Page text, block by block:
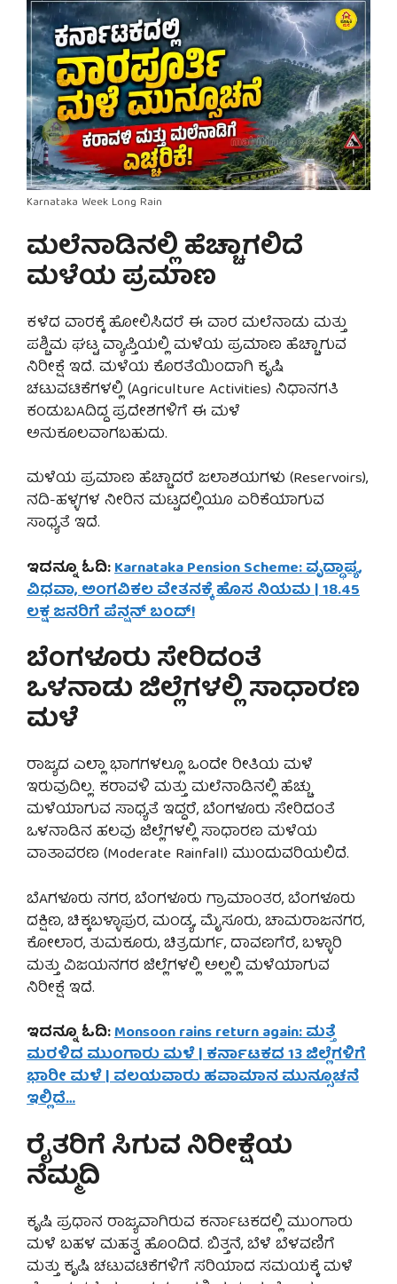
Karnataka Week Long Rain
ಮಲೆನಾಡಿನಲ್ಲಿ ಹೆಚ್ಚಾಗಲಿದೆ
ಮಳೆಯ ಪ್ರಮಾಣ
ಕಳೆದ ವಾರಕ್ಕೆ ಹೋಲಿಸಿದರೆ ಈ ವಾರ ಮಲೆನಾಡು ಮತ್ತು
ಪಶ್ಚಿಮ ಘಟ್ಟ ವ್ಯಾಪ್ತಿಯಲ್ಲಿ ಮಳೆಯ ಪ್ರಮಾಣ ಹೆಚ್ಚಾಗುವ
ನಿರೀಕ್ಷೆ ಇದೆ. ಮಳೆಯ ಕೊರತೆಯಿಂದಾಗಿ ಕೃಷಿ
ಚಟುವಟಿಕೆಗಳಲ್ಲಿ (Agriculture Activities) ನಿಧಾನಗತಿ
ಕಂಡುಬAದಿದ್ದ ಪ್ರದೇಶಗಳಿಗೆ ಈ ಮಳೆ
ಅನುಕೂಲವಾಗಬಹುದು.
ಮಳೆಯ ಪ್ರಮಾಣ ಹೆಚ್ಚಾದರೆ ಜಲಾಶಯಗಳು (Reservoirs),
ನದಿ-ಹಳ್ಳಗಳ ನೀರಿನ ಮಟ್ಟದಲ್ಲಿಯೂ ಏರಿಕೆಯಾಗುವ
ಸಾಧ್ಯತೆ ಇದೆ.
ಇದನ್ನೂ ಓದಿ:Karnataka Pension Scheme: ವೃದ್ಧಾಪ್ಯ,
ವಿಧವಾ, ಅಂಗವಿಕಲ ವೇತನಕ್ಕೆ ಹೊಸ ನಿಯಮ | 18.45
ಲಕ್ಷ ಜನರಿಗೆ ಪೆನ್ಷನ್ ಬಂದ್!
ಬೆಂಗಳೂರು ಸೇರಿದಂತೆ
ಒಳನಾಡು ಜಿಲ್ಲೆಗಳಲ್ಲಿ ಸಾಧಾರಣ
ಮಳೆ
ರಾಜ್ಯದ ಎಲ್ಲಾ ಭಾಗಗಳಲ್ಲೂ ಒಂದೇ ರೀತಿಯ ಮಳೆ
ಇರುವುದಿಲ್ಲ. ಕರಾವಳಿ ಮತ್ತು ಮಲೆನಾಡಿನಲ್ಲಿ ಹೆಚ್ಚು
ಮಳೆಯಾಗುವ ಸಾಧ್ಯತೆ ಇದ್ದರೆ, ಬೆಂಗಳೂರು ಸೇರಿದಂತೆ
ಒಳನಾಡಿನ ಹಲವು ಜಿಲ್ಲೆಗಳಲ್ಲಿ ಸಾಧಾರಣ ಮಳೆಯ
ವಾತಾವರಣ (Moderate Rainfall) ಮುಂದುವರಿಯಲಿದೆ.
ಬೆAಗಳೂರು ನಗರ, ಬೆಂಗಳೂರು ಗ್ರಾಮಾಂತರ, ಬೆಂಗಳೂರು
ದಕ್ಷಿಣ, ಚಿಕ್ಕಬಳ್ಳಾಪುರ, ಮಂಡ್ಯ, ಮೈಸೂರು, ಚಾಮರಾಜನಗರ,
ಕೋಲಾರ, ತುಮಕೂರು, ಚಿತ್ರದುರ್ಗ, ದಾವಣಗೆರೆ, ಬಳ್ಳಾರಿ
ಮತ್ತು ವಿಜಯನಗರ ಜಿಲ್ಲೆಗಳಲ್ಲಿ ಅಲ್ಲಲ್ಲಿ ಮಳೆಯಾಗುವ
ನಿರೀಕ್ಷೆ ಇದೆ.
ಇದನ್ನೂ ಓದಿ:Monsoon rains return again: ಮತ್ತೆ
ಮರಳಿದ ಮುಂಗಾರು ಮಳೆ | ಕರ್ನಾಟಕದ 13 ಜಿಲ್ಲೆಗಳಿಗೆ
ಭಾರೀ ಮಳೆ | ವಲಯವಾರು ಹವಾಮಾನ ಮುನ್ಸೂಚನೆ
ಇಲ್ಲಿದೆ…
ರೈತರಿಗೆ ಸಿಗುವ ನಿರೀಕ್ಷೆಯ
ನೆಮ್ಮದಿ
ಕೃಷಿ ಪ್ರಧಾನ ರಾಜ್ಯವಾಗಿರುವ ಕರ್ನಾಟಕದಲ್ಲಿ ಮುಂಗಾರು
ಮಳೆ ಬಹಳ ಮಹತ್ವ ಹೊಂದಿದೆ. ಬಿತ್ತನೆ, ಬೆಳೆ ಬೆಳವಣಿಗೆ
ಮತ್ತು ಕೃಷಿ ಚಟುವಟಿಕೆಗಳಿಗೆ ಸರಿಯಾದ ಸಮಯಕ್ಕೆ ಮಳೆ